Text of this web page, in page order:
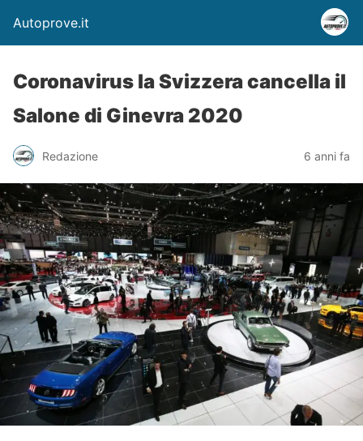
Autoprove.it
Coronavirus la Svizzera cancella il
Salone di Ginevra 2020
Redazione 6 anni fa